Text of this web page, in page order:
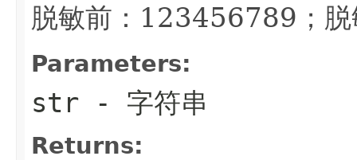
脱敏前：123456789；
Parameters:
str - 字符串
Returns: